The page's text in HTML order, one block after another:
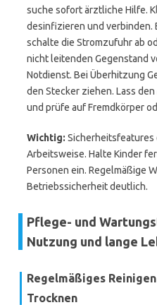
suche sofort ärztliche Hilfe.
desinfizieren und verbinden.
schalte die Stromzufuhr ab
nicht leitenden Gegenstand
Notdienst. Bei Überhitzung
den Stecker ziehen. Lass
und prüfe auf Fremdkörper
Wichtig:
Arbeitsweise. Halte Kinder
Personen ein. Regelmäßige
Betriebssicherheit deutlich.
Pflege- und
Nutzung und lange
Regelmäßiges
Trocknen